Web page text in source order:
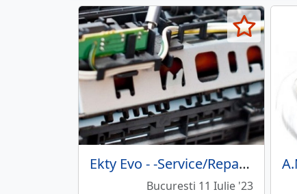
Ekty Evo - -Service/Reparatii imprimante, copiatoare
Bucuresti 11 Iulie '23